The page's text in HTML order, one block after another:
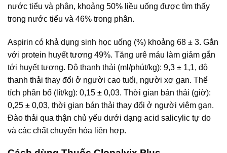
nước tiểu và phân, khoảng 50% liều uống được tìm thấy
trong nước tiểu và 46% trong phân.
Aspirin có khả dụng sinh học uống (%) khoảng 68 ± 3. Gắn
với protein huyết tương 49%. Tăng urê máu làm giảm gắn
tới huyết tương. Độ thanh thải (ml/phút/kg): 9,3 ± 1,1, độ
thanh thải thay đổi ở người cao tuổi, người xơ gan. Thể
tích phân bố (lít/kg): 0,15 ± 0,03. Thời gian bán thải (giờ):
0,25 ± 0,03, thời gian bán thải thay đổi ở người viêm gan.
Đào thải qua thận chủ yếu dưới dạng acid salicylic tự do
và các chất chuyển hóa liên hợp.